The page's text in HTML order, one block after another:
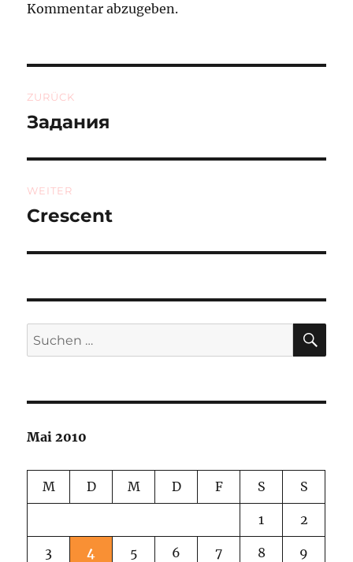
Kommentar abzugeben.
ZURÜCK
Vorheriger
Задания
WEITER
Nächster
Crescent
Suchen
nach:
Mai 2010
M D M D F S S
1 2
3 4 5 6 7 8 9